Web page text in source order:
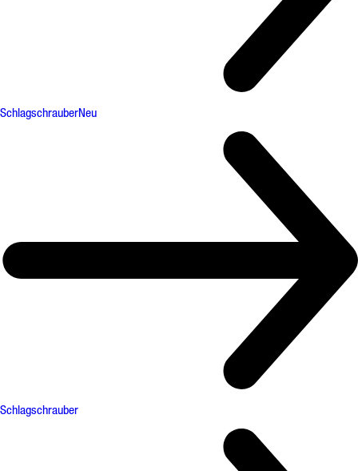
SchlagschrauberNeu
Schlagschrauber